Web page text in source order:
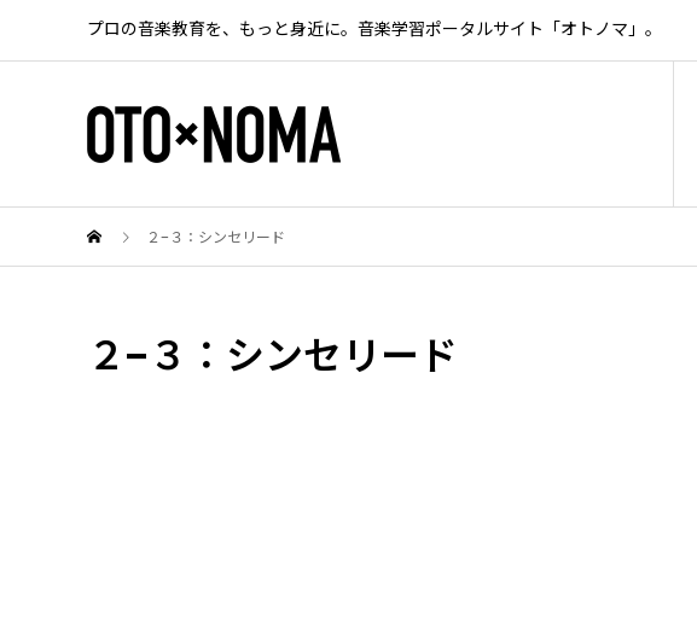
プロの音楽教育を、もっと身近に。音楽学習ポータルサイト「オトノマ」。
２−３：シンセリード
２−３：シンセリード